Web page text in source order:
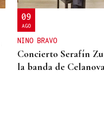
09
AGO
NINO BRAVO
Concierto Serafín
la banda de